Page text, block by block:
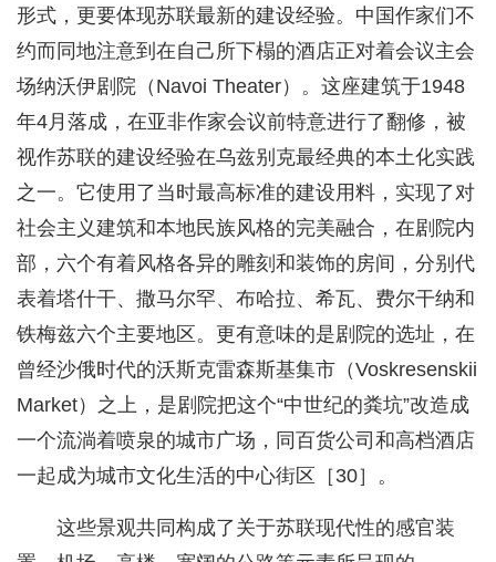
形式，更要体现苏联最新的建设经验。中国作家们不
约而同地注意到在自己所下榻的酒店正对着会议主会
场纳沃伊剧院（Navoi Theater）。这座建筑于1948
年4月落成，在亚非作家会议前特意进行了翻修，被
视作苏联的建设经验在乌兹别克最经典的本土化实践
之一。它使用了当时最高标准的建设用料，实现了对
社会主义建筑和本地民族风格的完美融合，在剧院内
部，六个有着风格各异的雕刻和装饰的房间，分别代
表着塔什干、撒马尔罕、布哈拉、希瓦、费尔干纳和
铁梅兹六个主要地区。更有意味的是剧院的选址，在
曾经沙俄时代的沃斯克雷森斯基集市（Voskresenskii
Market）之上，是剧院把这个“中世纪的粪坑”改造成
一个流淌着喷泉的城市广场，同百货公司和高档酒店
一起成为城市文化生活的中心街区［30］。
这些景观共同构成了关于苏联现代性的感官装